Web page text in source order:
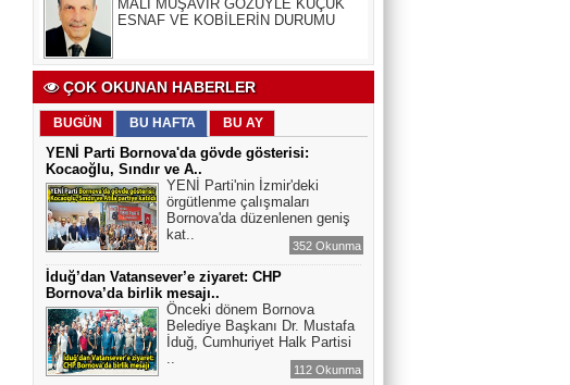
Uzm. Dr. Veli Kala
Arslan Keskin
ELEKTRİKLİ SCOOTERLAR
YASAKLANMALI MI? GÜVENLİK Mİ,
ÖZGÜRLÜK MÜ?
ÇOK OKUNAN HABERLER
BUGÜN BU HAFTA BU AY
YENİ Parti Bornova'da gövde gösterisi:
Kocaoğlu, Sındır ve A..
YENİ Parti'nin İzmir'deki
örgütlenme çalışmaları
Bornova'da düzenlenen geniş
kat..
352 Okunma
İduğ’dan Vatansever’e ziyaret: CHP
Bornova’da birlik mesajı..
Önceki dönem Bornova
Belediye Başkanı Dr. Mustafa
İduğ, Cumhuriyet Halk Partisi
..
112 Okunma